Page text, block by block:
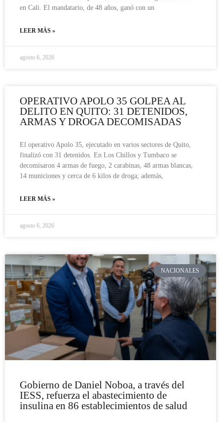
en Cali. El mandatario, de 48 años, ganó con un
LEER MÁS »
agosto 6, 2026
OPERATIVO APOLO 35 GOLPEA AL
DELITO EN QUITO: 31 DETENIDOS,
ARMAS Y DROGA DECOMISADAS
El operativo Apolo 35, ejecutado en varios sectores de Quito,
finalizó con 31 detenidos. En Los Chillos y Tumbaco se
decomisaron 4 armas de fuego, 2 carabinas, 48 armas blancas,
14 municiones y cerca de 6 kilos de droga; además,
LEER MÁS »
agosto 6, 2026
NACIONALES
Gobierno de Daniel Noboa, a través del
IESS, refuerza el abastecimiento de
insulina en 86 establecimientos de salud